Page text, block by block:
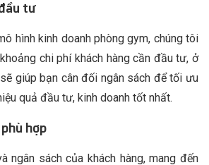
tư
hình kinh doanh phòng gym, chúng tôi
chi phí khách hàng cần đầu tư, ở
giúp bạn cân đối ngân sách để tối ưu
quả đầu tư, kinh doanh tốt nhất.
hợp
ngân sách của khách hàng, mang đến